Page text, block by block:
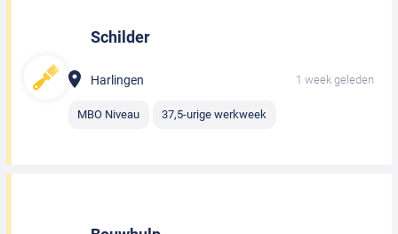
Schilder
Harlingen 1 week geleden
MBO Niveau 37,5-urige werkweek